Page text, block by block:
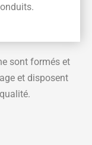
sont formés et
et disposent